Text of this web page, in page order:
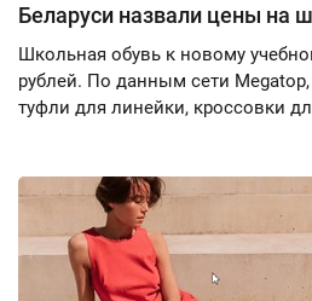
Беларуси назвали цены на
Школьная обувь к новому
рублей. По данным сети
туфли для линейки, кроссовки